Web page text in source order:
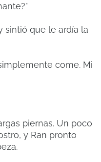
sintió que le ardía la
come. Mi
piernas. Un poco
y Ran pronto